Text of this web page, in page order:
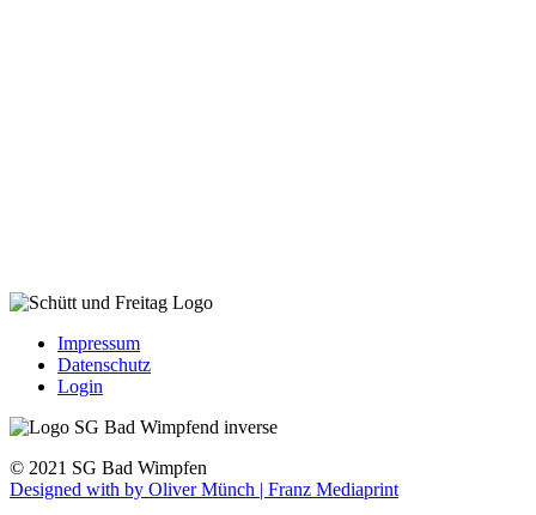
Impressum
Datenschutz
Login
© 2021 SG Bad Wimpfen
Designed with by Oliver Münch | Franz Mediaprint